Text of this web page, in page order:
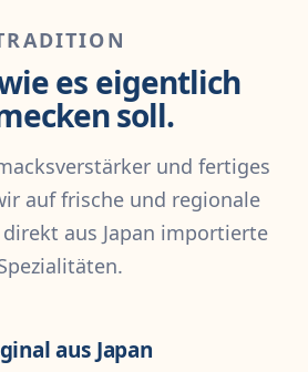
es eigentlich
soll.
und fertiges
auf frische und regionale
aus Japan importierte
aus Japan